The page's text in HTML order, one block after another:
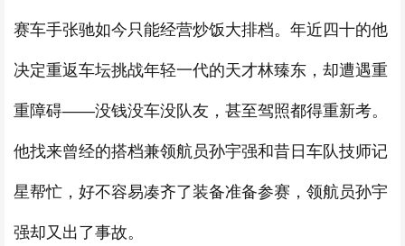
赛车手张驰如今只能经营炒饭大排档。年近四十的他
决定重返车坛挑战年轻一代的天才林臻东，却遭遇重
重障碍——没钱没车没队友，甚至驾照都得重新考。
他找来曾经的搭档兼领航员孙宇强和昔日车队技师记
星帮忙，好不容易凑齐了装备准备参赛，领航员孙宇
强却又出了事故。